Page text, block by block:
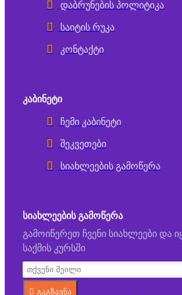
დაბრუნების პოლიტიკა
საიტის რუკა
კონტაქტი
ᲙᲐᲑᲘᲜᲔᲢᲘ
ჩემი კაბინეტი
შეკვეთები
სიახლეების გამოწერა
ᲡᲘᲐᲮᲚᲔᲔᲑᲘᲡ ᲒᲐᲛᲝᲬᲔᲠᲐ
გამოიწერეთ ჩვენი სიახლეები და
საქმის კურსში
გაგზავნა